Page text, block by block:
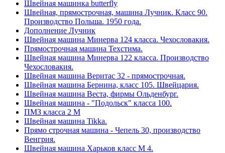
Швейная машинка butterfly
Швейная, прямострочная, машина Лучник. Класс 90.
Производство Польша. 1950 года.
Дополнение Лучник
Швейная машина Минерва 124 класса. Чехословакия.
Прямострочная машина Техстима.
Швейная машина Минерва 122 класса. Производство
Чехословакия.
Швейная машина Веритас 32 - прямострочная.
Швейная машина Бернина, класс 105. Швейцария.
Швейная машина Веста, фирмы Ольденбург.
Швейная машина - "Подольск" класса 100.
ПМЗ класса 2 М
Швейная машина Tikka.
Прямо строчная машина - Чепель 30, производство
Венгрия.
Швейная машина Харьков класс М 4.